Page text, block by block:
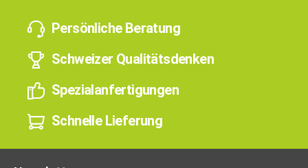
Persönliche Beratung
Schweizer Qualitätsdenken
Spezialanfertigungen
Schnelle Lieferung